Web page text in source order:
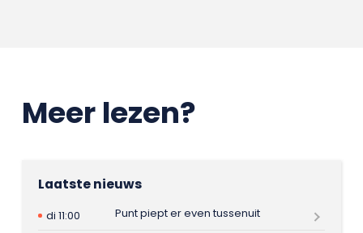
Meer lezen?
Laatste nieuws
di 11:00
Punt piept er even tussenuit